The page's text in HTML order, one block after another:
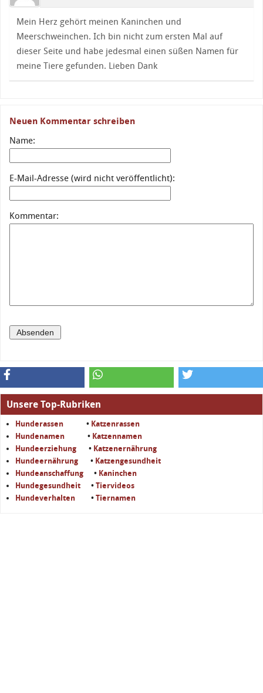
Mein Herz gehört meinen Kaninchen und
Meerschweinchen. Ich bin nicht zum ersten Mal auf
dieser Seite und habe jedesmal einen süßen Namen für
meine Tiere gefunden. Lieben Dank
Neuen Kommentar schreiben
Name:
E-Mail-Adresse (wird nicht veröffentlicht):
Kommentar:
Unsere Top-Rubriken
Hunderassen • Katzenrassen
Hundenamen
• Katzennamen
Hundeerziehung • Katzenernährung
Hundeernährung • Katzengesundheit
Hundeanschaffung • Kaninchen
Hundegesundheit • Tiervideos
Hundeverhalten • Tiernamen